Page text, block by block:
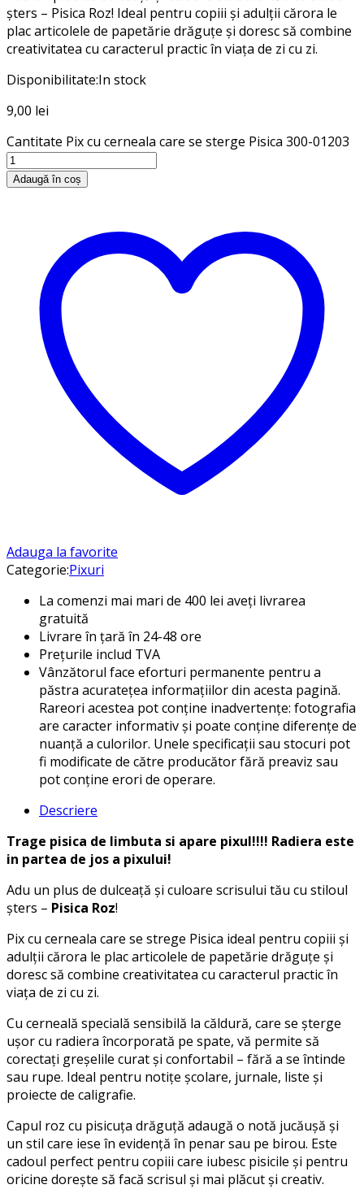
șters – Pisica Roz! Ideal pentru copiii și adulții cărora le
plac articolele de papetărie drăguțe și doresc să combine
creativitatea cu caracterul practic în viața de zi cu zi.
Disponibilitate:In stock
9,00 lei
Cantitate Pix cu cerneala care se sterge Pisica 300-01203
Adaugă în coș
Adauga la favorite
Categorie:Pixuri
La comenzi mai mari de 400 lei aveți livrarea
gratuită
Livrare în țară în 24-48 ore
Prețurile includ TVA
Vânzătorul face eforturi permanente pentru a
păstra acuratețea informațiilor din acesta pagină.
Rareori acestea pot conține inadvertențe: fotografia
are caracter informativ și poate conține diferențe de
nuanță a culorilor. Unele specificații sau stocuri pot
fi modificate de către producător fără preaviz sau
pot conține erori de operare.
Descriere
Trage pisica de limbuta si apare pixul!!!! Radiera este
in partea de jos a pixului!
Adu un plus de dulceață și culoare scrisului tău cu stiloul
șters – Pisica Roz!
Pix cu cerneala care se strege Pisica ideal pentru copiii și
adulții cărora le plac articolele de papetărie drăguțe și
doresc să combine creativitatea cu caracterul practic în
viața de zi cu zi.
Cu cerneală specială sensibilă la căldură, care se șterge
ușor cu radiera încorporată pe spate, vă permite să
corectați greșelile curat și confortabil – fără a se întinde
sau rupe. Ideal pentru notițe școlare, jurnale, liste și
proiecte de caligrafie.
Capul roz cu pisicuța drăguță adaugă o notă jucăușă și
un stil care iese în evidență în penar sau pe birou. Este
cadoul perfect pentru copiii care iubesc pisicile și pentru
oricine dorește să facă scrisul și mai plăcut și creativ.